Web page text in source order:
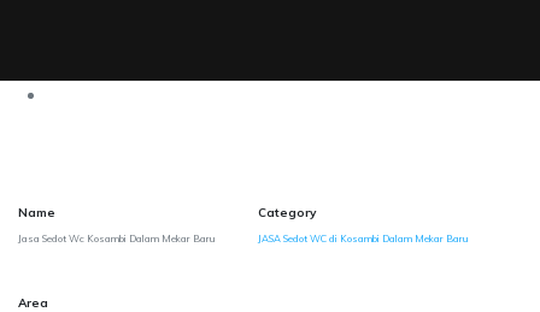
Name
Jasa Sedot Wc Kosambi Dalam Mekar Baru
Category
JASA Sedot WC di Kosambi Dalam Mekar Baru
Area